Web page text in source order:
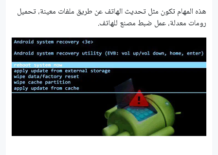
هذه المهام تكون مثل تحديث الهاتف عن طريق ملفات معينة، تحميل
رومات معدلة، عمل ضبط مصنع للهاتف.